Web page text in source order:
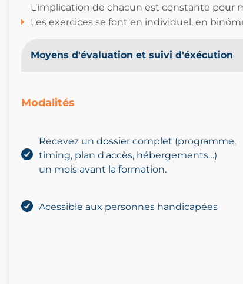
L’implication de chacun est constante pour
Les exercices se font en individuel, en
Moyens d'évaluation et suivi d'éxécution
Modalités
Recevez un dossier complet (programme,
timing, plan d'accès, hébergements…)
un mois avant la formation.
Acessible aux personnes handicapées